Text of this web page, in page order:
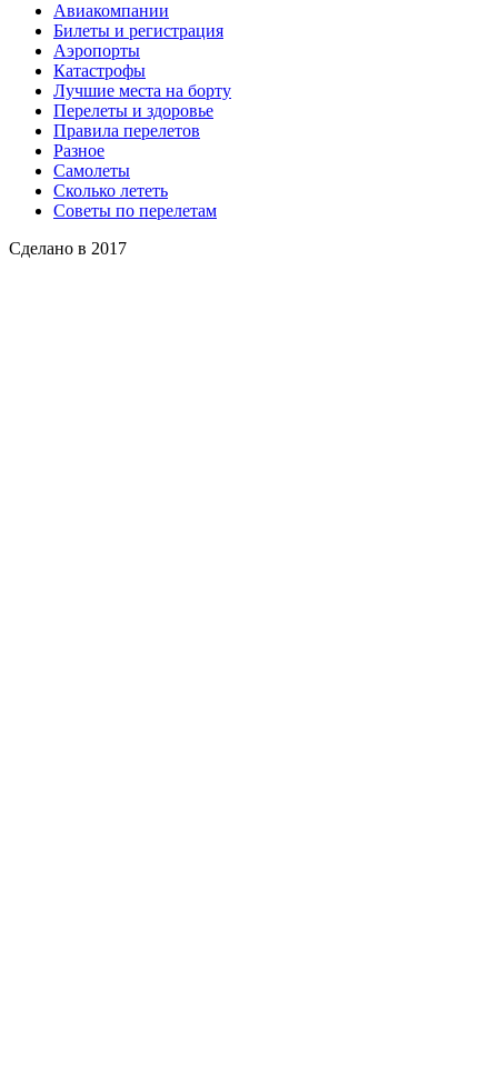
Авиакомпании
Билеты и регистрация
Аэропорты
Катастрофы
Лучшие места на борту
Перелеты и здоровье
Правила перелетов
Разное
Самолеты
Сколько лететь
Советы по перелетам
Сделано в 2017